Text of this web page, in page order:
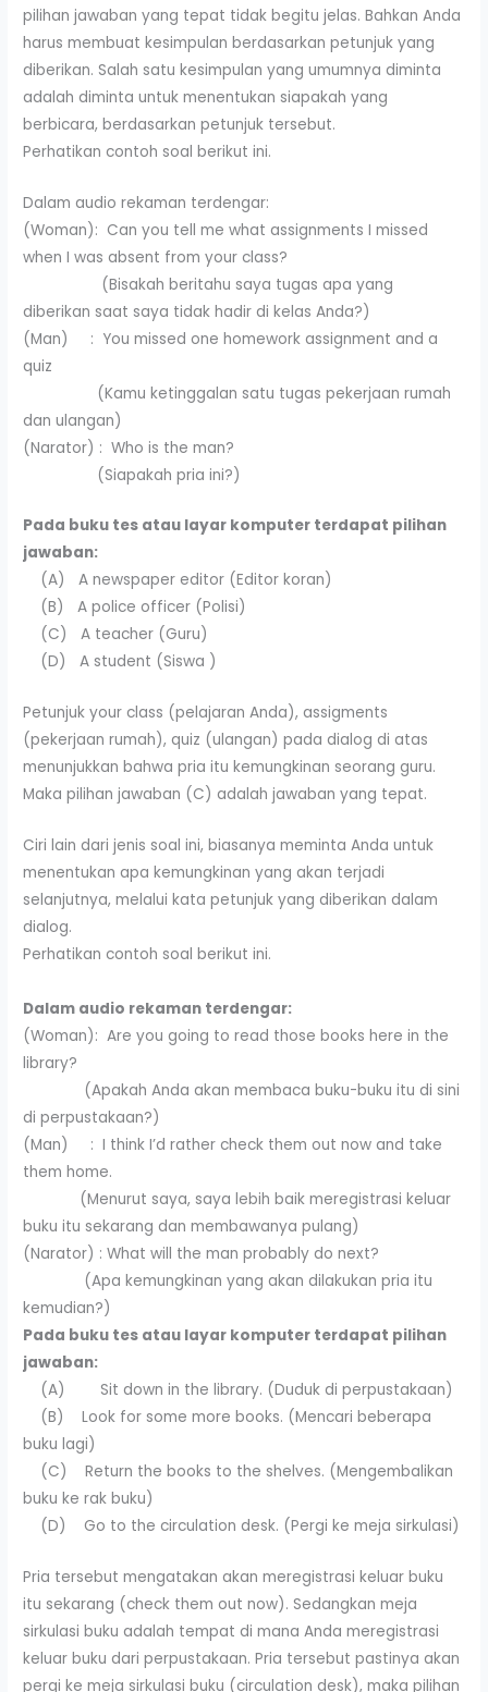
pilihan jawaban yang tepat tidak begitu jelas. Bahkan Anda
harus membuat kesimpulan berdasarkan petunjuk yang
diberikan. Salah satu kesimpulan yang umumnya diminta
adalah diminta untuk menentukan siapakah yang
berbicara, berdasarkan petunjuk tersebut.
Perhatikan contoh soal berikut ini.
Dalam audio rekaman terdengar:
(Woman): Can you tell me what assignments I missed
when I was absent from your class?
(Bisakah beritahu saya tugas apa yang
diberikan saat saya tidak hadir di kelas Anda?)
(Man) : You missed one homework assignment and a
quiz
(Kamu ketinggalan satu tugas pekerjaan rumah
dan ulangan)
(Narator) : Who is the man?
(Siapakah pria ini?)
Pada buku tes atau layar komputer terdapat pilihan
jawaban:
(A) A newspaper editor (Editor koran)
(B) A police officer (Polisi)
(C) A teacher (Guru)
(D) A student (Siswa )
Petunjuk your class (pelajaran Anda), assigments
(pekerjaan rumah), quiz (ulangan) pada dialog di atas
menunjukkan bahwa pria itu kemungkinan seorang guru.
Maka pilihan jawaban (C) adalah jawaban yang tepat.
Ciri lain dari jenis soal ini, biasanya meminta Anda untuk
menentukan apa kemungkinan yang akan terjadi
selanjutnya, melalui kata petunjuk yang diberikan dalam
dialog.
Perhatikan contoh soal berikut ini.
Dalam audio rekaman terdengar:
(Woman): Are you going to read those books here in the
library?
(Apakah Anda akan membaca buku-buku itu di sini
di perpustakaan?)
(Man) : I think I’d rather check them out now and take
them home.
(Menurut saya, saya lebih baik meregistrasi keluar
buku itu sekarang dan membawanya pulang)
(Narator) : What will the man probably do next?
(Apa kemungkinan yang akan dilakukan pria itu
kemudian?)
Pada buku tes atau layar komputer terdapat pilihan
jawaban:
(A) Sit down in the library. (Duduk di perpustakaan)
(B) Look for some more books. (Mencari beberapa
buku lagi)
(C) Return the books to the shelves. (Mengembalikan
buku ke rak buku)
(D) Go to the circulation desk. (Pergi ke meja sirkulasi)
Pria tersebut mengatakan akan meregistrasi keluar buku
itu sekarang (check them out now). Sedangkan meja
sirkulasi buku adalah tempat di mana Anda meregistrasi
keluar buku dari perpustakaan. Pria tersebut pastinya akan
pergi ke meja sirkulasi buku (circulation desk), maka pilihan